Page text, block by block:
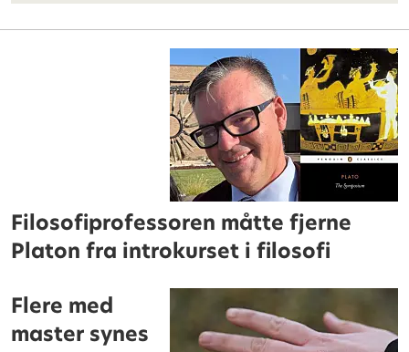
Filosofiprofessoren måtte fjerne
Platon fra introkurset i filosofi
Flere med
master synes